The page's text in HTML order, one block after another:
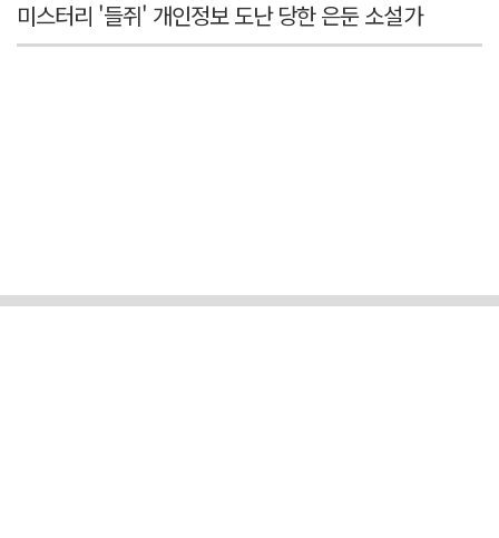
미스터리 '들쥐' 개인정보 도난 당한 은둔 소설가